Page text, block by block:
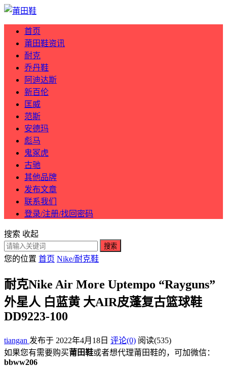
首页
莆田鞋资讯
耐克
乔丹鞋
阿迪达斯
新百伦
匡威
范斯
安德玛
彪马
鬼冢虎
古驰
其他品牌
发布文章
联系我们
登录/注册/找回密码
搜索 收起
搜索
您的位置 首页 Nike/耐克鞋
耐克Nike Air More Uptempo “Rayguns”
外星人 白蓝黄 大AIR皮蓬复古篮球鞋
DD9223-100
tiangan 发布于 2022年4月18日 评论(0) 阅读(535)
如果您有需要购买莆田鞋或者想代理莆田鞋的，可加微信：
bbww206